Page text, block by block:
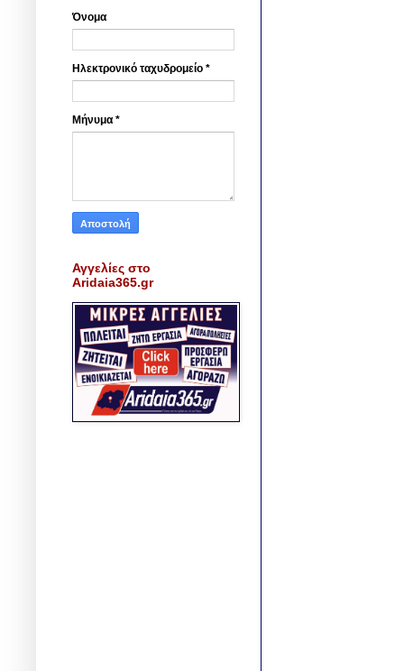
Όνομα
Ηλεκτρονικό ταχυδρομείο *
Μήνυμα *
Αγγελίες στο
Aridaia365.gr